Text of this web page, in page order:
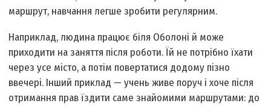
маршрут, навчання легше зробити регулярним.
Наприклад, людина працює біля Оболоні й може
приходити на заняття після роботи. Їй не потрібно їхати
через усе місто, а потім повертатися додому пізно
ввечері. Інший приклад — учень живе поруч і хоче після
отримання прав їздити саме знайомими маршрутами: до